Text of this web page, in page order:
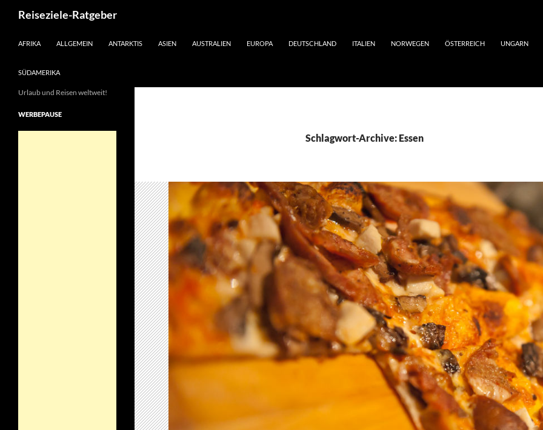
Reiseziele-Ratgeber
AFRIKA
ALLGEMEIN ANTARKTIS ASIEN AUSTRALIEN EUROPA DEUTSCHLAND ITALIEN NORWEGEN ÖSTERREICH UNGARN
SÜDAMERIKA
Schlagwort-Archive: Essen
Urlaub und Reisen weltweit!
WERBEPAUSE